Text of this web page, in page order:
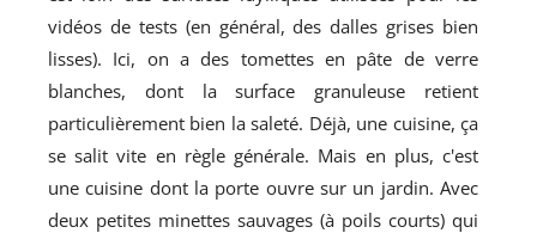
vidéos de tests (en général, des dalles grises bien
lisses). Ici, on a des tomettes en pâte de verre
blanches, dont la surface granuleuse retient
particulièrement bien la saleté. Déjà, une cuisine, ça
se salit vite en règle générale. Mais en plus, c'est
une cuisine dont la porte ouvre sur un jardin. Avec
deux petites minettes sauvages (à poils courts) qui